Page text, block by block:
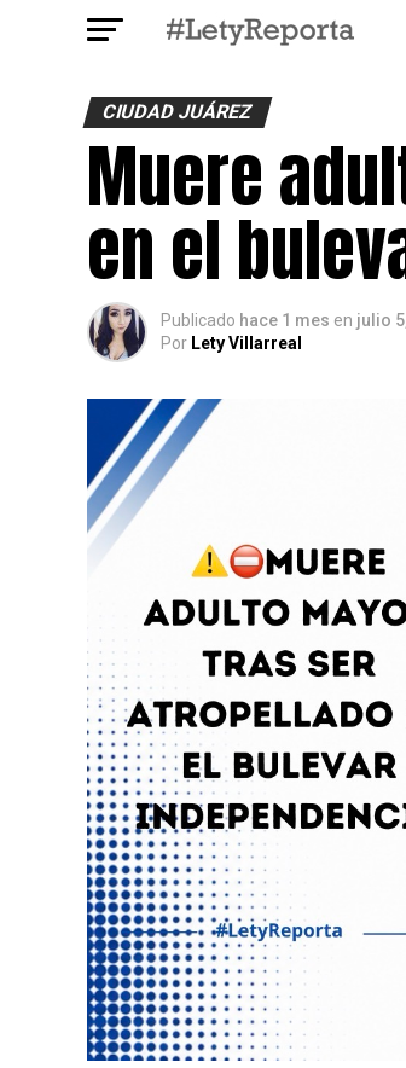
CIUDAD JUÁREZ
Muere
en el
Publicado hace 1 mes en julio
Por Lety Villarreal